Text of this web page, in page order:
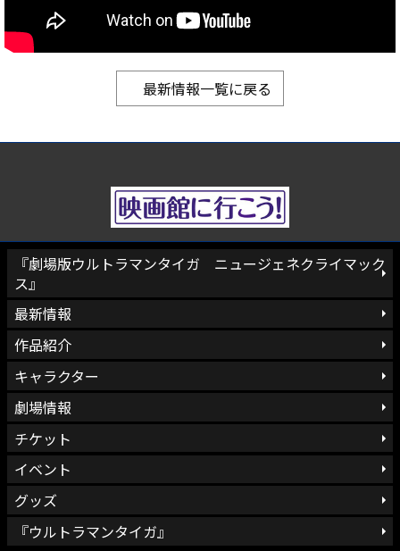
最新情報一覧に戻る
『劇場版ウルトラマンタイガ ニュージェネクライマック
ス』
最新情報
作品紹介
キャラクター
劇場情報
チケット
イベント
グッズ
『ウルトラマンタイガ』